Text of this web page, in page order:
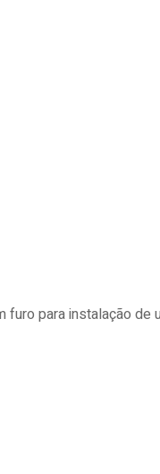
para instalação de